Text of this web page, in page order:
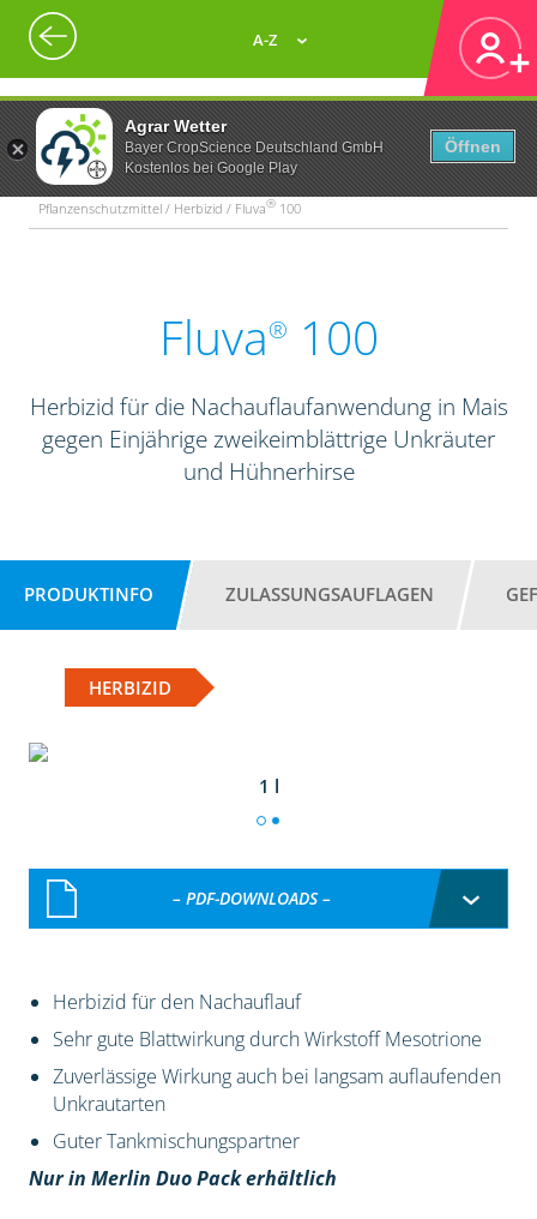
Agrar Wetter
Bayer CropScience Deutschland GmbH
Kostenlos bei Google Play
Öffnen
A-Z
Pflanzenschutzmittel / Herbizid / Fluva® 100
Fluva® 100
Herbizid für die Nachauflaufanwendung in Mais
gegen Einjährige zweikeimblättrige Unkräuter
und Hühnerhirse
PRODUKTINFO ZULASSUNGSAUFLAGEN
HERBIZID
1 l
– PDF-DOWNLOADS –
Herbizid für den Nachauflauf
Sehr gute Blattwirkung durch Wirkstoff Mesotrione
Zuverlässige Wirkung auch bei langsam auflaufenden
Unkrautarten
Guter Tankmischungspartner
Nur in Merlin Duo Pack erhältlich